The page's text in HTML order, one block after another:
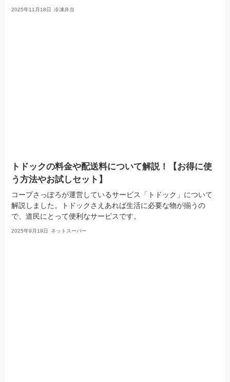
2025年11月18日 冷凍弁当
トドックの料金や配送料について解説！【お得に使
う方法やお試しセット】
コープさっぽろが運営しているサービス「トドック」について
解説しました。トドックさえあれば生活に必要な物が揃うの
で、道民にとって便利なサービスです。
2025年9月19日 ネットスーパー